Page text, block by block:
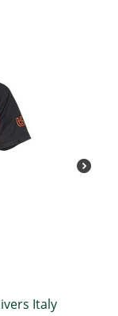
Italy